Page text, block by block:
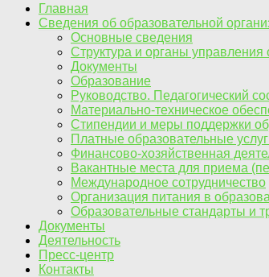
Главная
Сведения об образовательной
Основные сведения
Структура и органы управления
Документы
Образование
Руководство. Педагогический
Материально-техническое
Стипендии и меры поддержки
Платные образовательные
Финансово-хозяйственная
Вакантные места для приема
Международное сотрудничество
Организация питания в
Образовательные стандарты и
Документы
Деятельность
Пресс-центр
Контакты